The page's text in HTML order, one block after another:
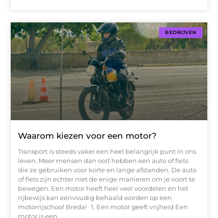
BEDRIJVEN
Waarom kiezen voor een motor?
Transport is steeds vaker een heel belangrijk punt in ons
leven. Meer mensen dan ooit hebben een auto of fiets
die ze gebruiken voor korte en lange afstanden. De auto
of fiets zijn echter niet de enige manieren om je voort te
bewegen. Een motor heeft heel veel voordelen en het
rijbewijs kan eenvoudig behaald worden op een
motorrijschool Breda! 1. Een motor geeft vrijheid Een
motor is een